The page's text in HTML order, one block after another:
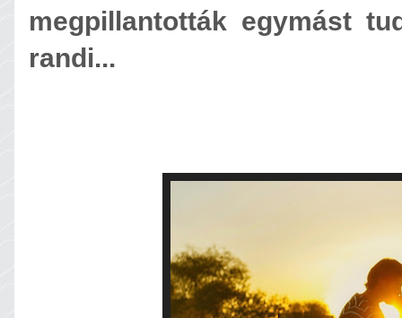
megpillantották egymást
randi...